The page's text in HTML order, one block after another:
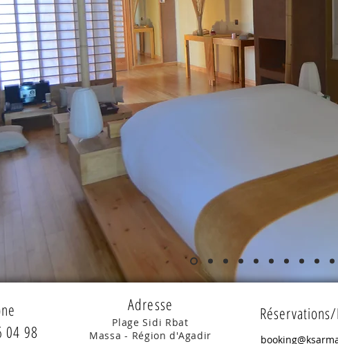
04 98
Adresse
Plage Sidi Rbat
Massa - Région d'Agadir